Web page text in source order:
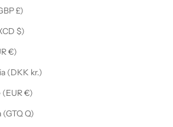
Gibraltar (GBP £)
Granada (XCD $)
Grécia (EUR €)
Gronelândia (DKK kr.)
Guadalupe (EUR €)
Guatemala (GTQ Q)